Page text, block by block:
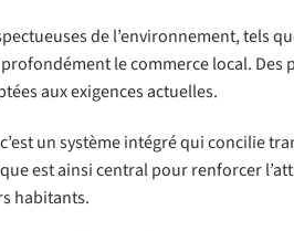
de l’environnement, tels
le commerce local. Des
aux exigences actuelles.
un système intégré qui concilie
est ainsi central pour renforcer
habitants.